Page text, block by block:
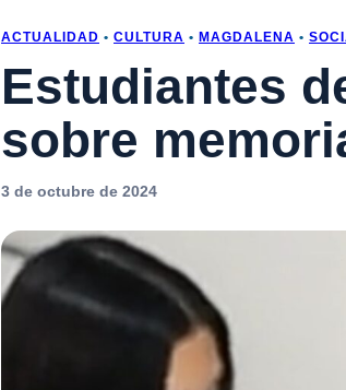
ACTUALIDAD • CULTURA • MAGDALENA •
Estudiantes
sobre
3 de octubre de 2024